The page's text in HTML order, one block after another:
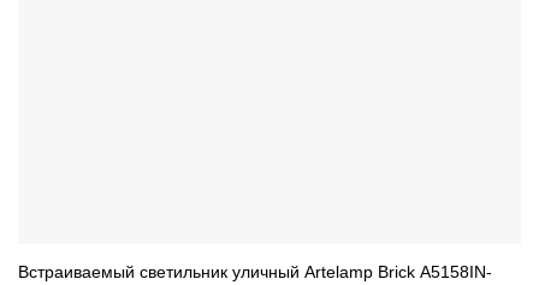
Встраиваемый светильник уличный Artelamp Brick A5158IN-